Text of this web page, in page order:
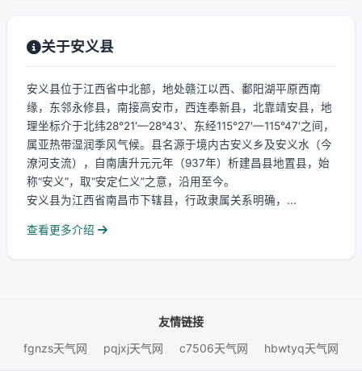
关于安义县
安义县位于江西省中北部，地处赣江以西、鄱阳湖平原西南
缘，东邻永修县，南接高安市，西连奉新县，北靠靖安县，地
理坐标介于北纬28°21′—28°43′、东经115°27′—115°47′之间，
属亚热带湿润季风气候。县名源于境内古安义乡及安义水（今
潦河支流），自南唐升元元年（937年）析建昌县地置县，始
称“安义”，取“安定仁义”之意，沿用至今。
安义县为江西省南昌市下辖县，行政隶属关系明确，...
查看更多介绍
友情链接
fgnzs天气网
pqjxj天气网 c7506天气网 hbwtyq天气网